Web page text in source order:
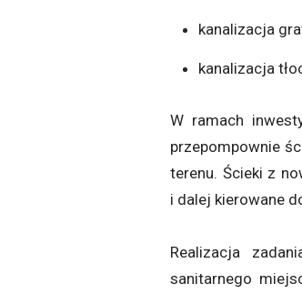
kanalizacja
kanalizacja
W ramach
przepompownie
terenu. Ścieki z
i dalej kierowane
Realizacja
sanitarnego